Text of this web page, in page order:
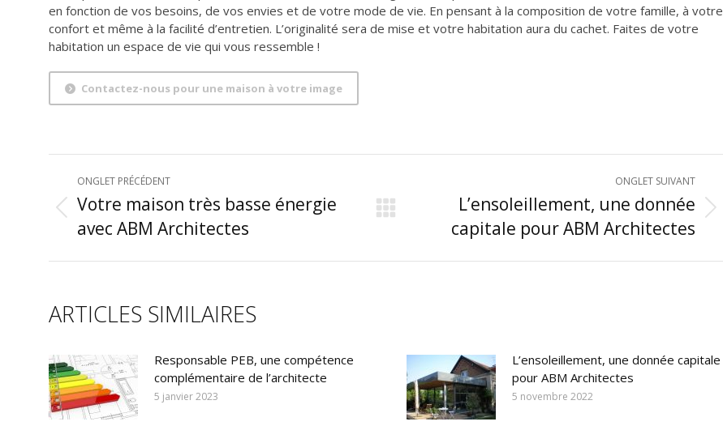
en fonction de vos besoins, de vos envies et de votre mode de vie. En pensant à la composition de votre famille, à votre
confort et même à la facilité d’entretien. L’originalité sera de mise et votre habitation aura du cachet. Faites de votre
habitation un espace de vie qui vous ressemble !
Contactez-nous pour une maison à votre image
NAVIGATION
DE
COMMENTAIRE
ONGLET PRÉCÉDENT
Onglet
précédent
Votre maison très basse énergie
avec ABM Architectes
ONGLET SUIVANT
suivant
L’ensoleillement, une donnée
capitale pour ABM Architectes
ARTICLES SIMILAIRES
Responsable PEB, une compétence
complémentaire de l’architecte
5 janvier 2023
L’ensoleillement, une donnée capitale
pour ABM Architectes
5 novembre 2022